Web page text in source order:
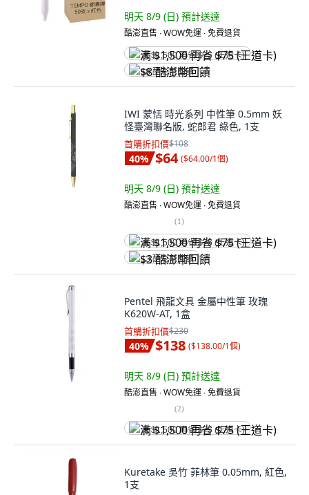
明天 8/9 (日) 預計送達
酷澎直售 ∙ WOW免運 ∙ 免費退貨
满 $1,500 再省 $75 (王道卡)
$8 酷澎幣回饋
IWI 蒙恬 時光系列 中性筆 0.5mm 妖
怪臺灣聯名版, 蛇郎君 綠色, 1支
首購折扣價$108
40% $64 ($64.00/1個)
明天 8/9 (日) 預計送達
酷澎直售 ∙ WOW免運 ∙ 免費退貨
(1)
满 $1,500 再省 $75 (王道卡)
$3 酷澎幣回饋
Pentel 飛龍文具 金屬中性筆 玫瑰
K620W-AT, 1盒
首購折扣價$230
40% $138 ($138.00/1個)
明天 8/9 (日) 預計送達
酷澎直售 ∙ WOW免運 ∙ 免費退貨
(2)
满 $1,500 再省 $75 (王道卡)
Kuretake 吳竹 菲林筆 0.05mm, 紅色,
1支